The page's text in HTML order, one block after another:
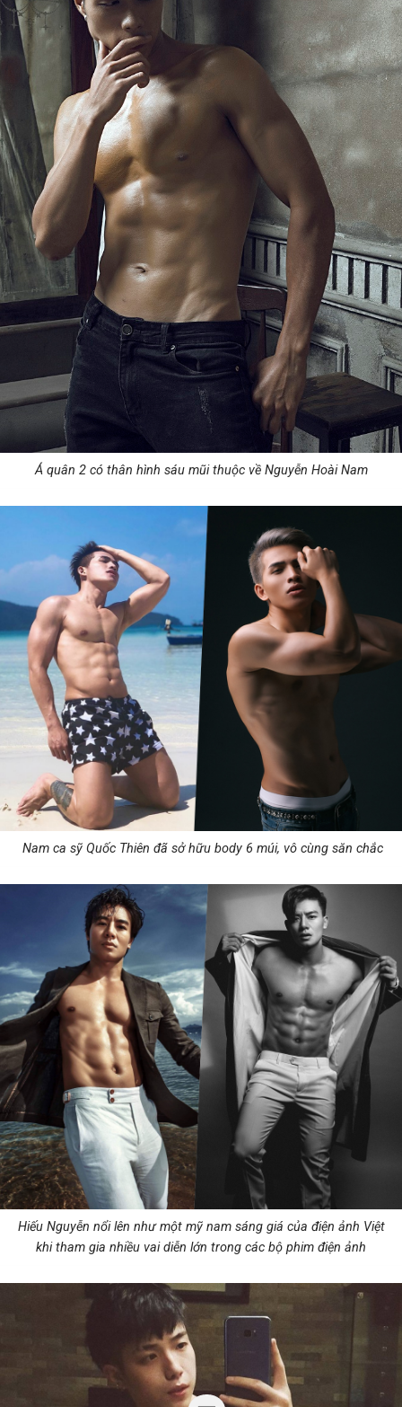
Á quân 2 có thân hình sáu mũi thuộc về Nguyễn Hoài Nam
Nam ca sỹ Quốc Thiên đã sở hữu body 6 múi, vô cùng săn chắc
Hiếu Nguyễn nổi lên như một mỹ nam sáng giá của điện ảnh Việt
khi tham gia nhiều vai diễn lớn trong các bộ phim điện ảnh